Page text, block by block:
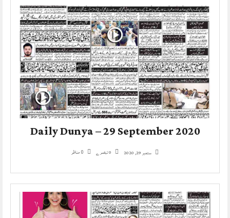
Daily Dunya – 29 September 2020
ستمبر 29, 2020 0 مناظر